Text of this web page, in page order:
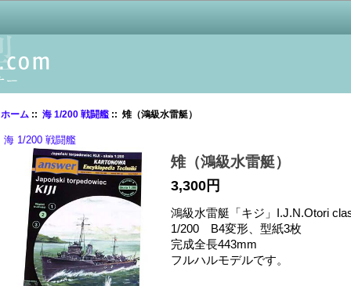
ホーム:: 海 1/200 戦闘艦:: 雉（鴻級水雷艇）
海 1/200 戦闘艦
雉（鴻級水雷艇）
3,300円
鴻級水雷艇「キジ」I.J.N.Otori
1/200 B4変形、型紙3枚
完成全長443mm
フルハルモデルです。